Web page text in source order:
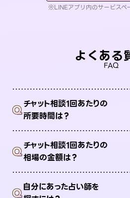
※LINEアプリ内のサービスペ
よくある
FAQ
Qチャット相談1回あたりの
所要時間は？
Qチャット相談1回あたりの
相場の金額は？
Q自分にあった占い師を